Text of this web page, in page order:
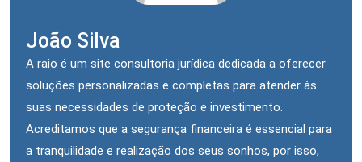
João Silva
A raio é um site consultoria jurídica dedicada a oferecer
soluções personalizadas e completas para atender às
suas necessidades de proteção e investimento.
Acreditamos que a segurança financeira é essencial para
a tranquilidade e realização dos seus sonhos, por isso,